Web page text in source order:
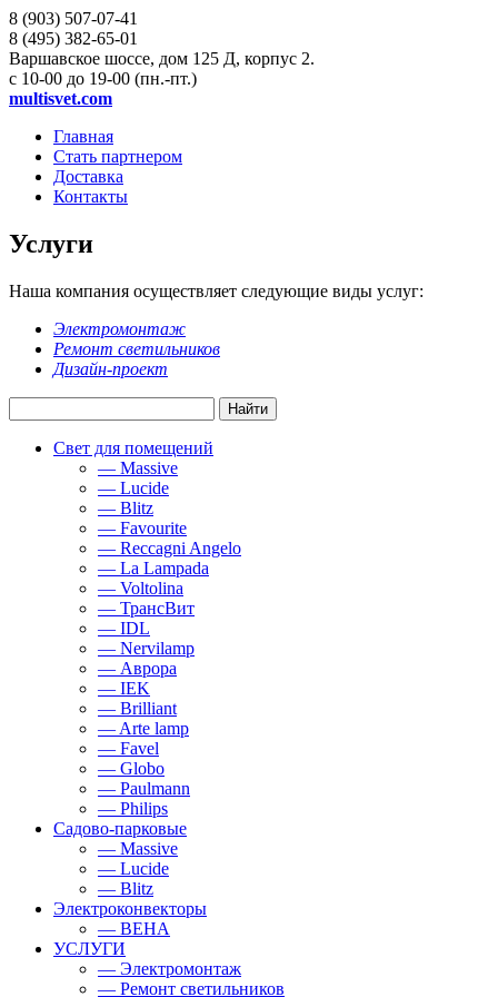
8 (903) 507-07-41
8 (495) 382-65-01
Варшавское шоссе, дом 125 Д, корпус 2.
с 10-00 до 19-00 (пн.-пт.)
multisvet.com
Главная
Стать партнером
Доставка
Контакты
Услуги
Наша компания осуществляет следующие виды услуг:
Электромонтаж
Ремонт светильников
Дизайн-проект
Свет для помещений
— Massive
— Lucide
— Blitz
— Favourite
— Reccagni Angelo
— La Lampada
— Voltolina
— ТрансВит
— IDL
— Nervilamp
— Аврора
— IEK
— Brilliant
— Arte lamp
— Favel
— Globo
— Paulmann
— Philips
Садово-парковые
— Massive
— Lucide
— Blitz
Электроконвекторы
— BEHA
УСЛУГИ
— Электромонтаж
— Ремонт светильников